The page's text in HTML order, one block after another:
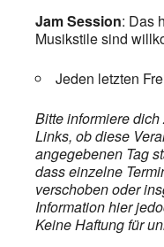
Jam Session: Das
Musikstile sind
Jeden letzten
Bitte informiere
Links, ob diese
angegebenen Tag
dass einzelne
verschoben oder
Information hier
Keine Haftung für